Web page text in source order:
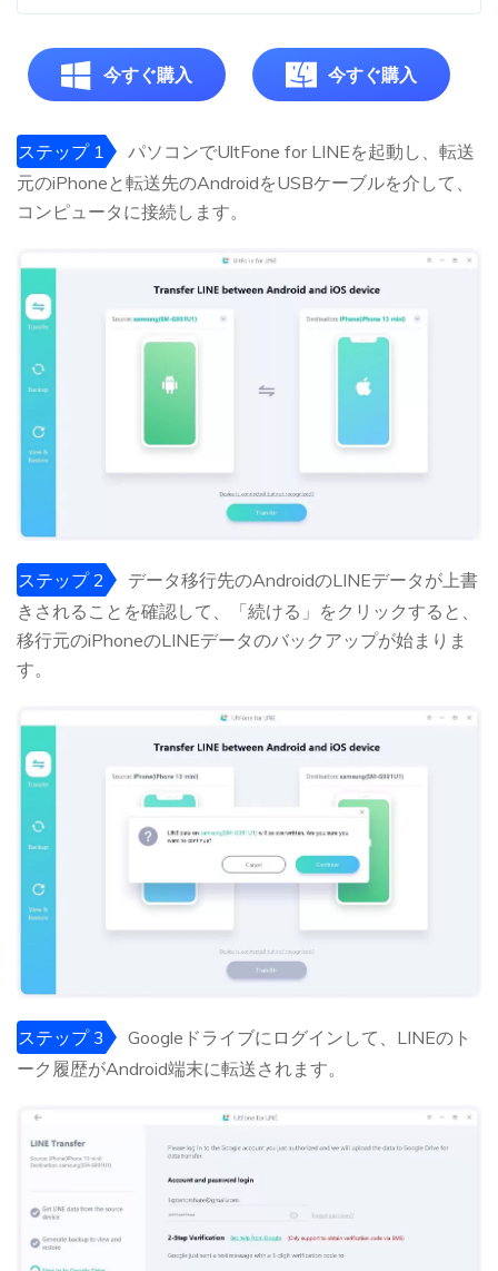
今すぐ購入 今すぐ購入
ステップ 1
パソコンでUltFone for LINEを起動し、転送
元のiPhoneと転送先のAndroidをUSBケーブルを介して、
コンピュータに接続します。
ステップ 2
データ移行先のAndroidのLINEデータが上書
きされることを確認して、「続ける」をクリックすると、
移行元のiPhoneのLINEデータのバックアップが始まりま
す。
ステップ 3
Googleドライブにログインして、LINEのト
ーク履歴がAndroid端末に転送されます。